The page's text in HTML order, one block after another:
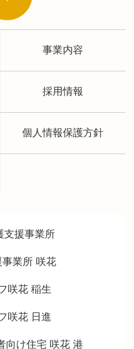
事業内容
採用情報
個人情報保護方針
支援事業所
事業所 咲花
咲花 稲生
咲花 日進
向け住宅 咲花 港